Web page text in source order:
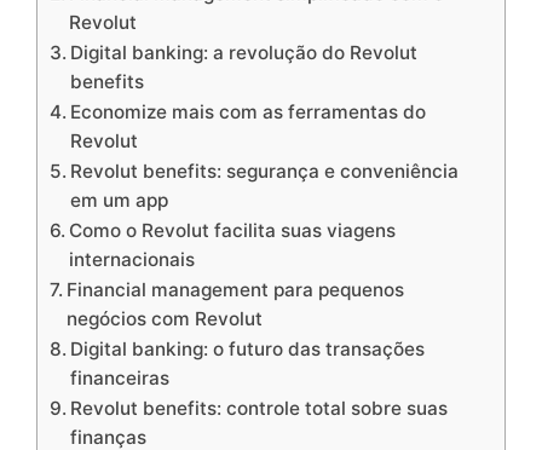
Revolut
Digital banking: a revolução do Revolut
benefits
Economize mais com as ferramentas do
Revolut
Revolut benefits: segurança e conveniência
em um app
Como o Revolut facilita suas viagens
internacionais
Financial management para pequenos
negócios com Revolut
Digital banking: o futuro das transações
financeiras
Revolut benefits: controle total sobre suas
finanças